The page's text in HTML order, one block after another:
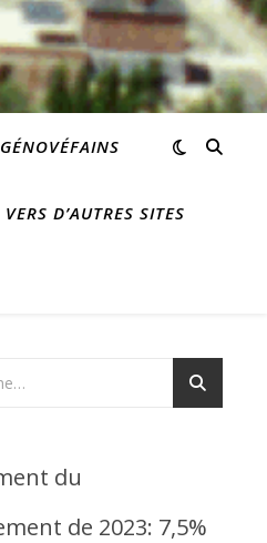
VERS D’AUTRES SITES
du
de 2023: 7,5%